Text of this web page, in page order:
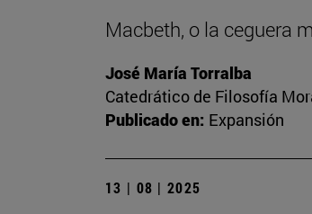
Macbeth, o la ceguera
José María Torralba
Catedrático de Filosofía
Publicado en: Expansión
13 | 08 | 2025